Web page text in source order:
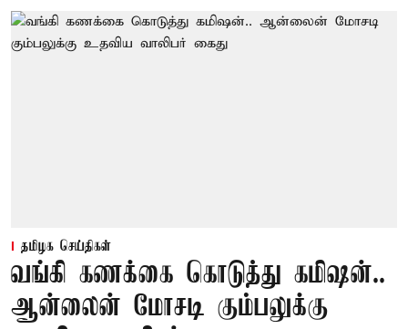
தமிழக செய்திகள்
வங்கி கணக்கை கொடுத்து கமிஷன்..
ஆன்லைன் மோசடி கும்பலுக்கு